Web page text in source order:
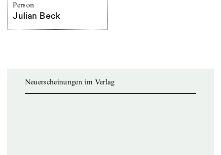
Person
Julian Beck
Neuerscheinungen im Verlag